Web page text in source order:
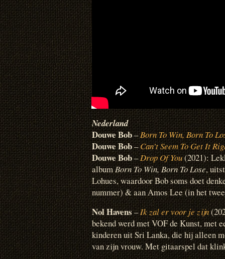
Nederland
Douwe Bob–Born To Win, Born To
Douwe Bob–Can’t Seem To Get It
Douwe Bob–Drop Of You(2021):
albumBorn To Win, Born To Lose,
Lohues, waardoor Bob soms doet
nummer) & aan Amos Lee (in het
Nol Havens–Ik zal er voor je zijn
bekend werd met VOF de Kunst, met
kinderen uit Sri Lanka, die hij alleen
van zijn vrouw. Met gitaarspel dat